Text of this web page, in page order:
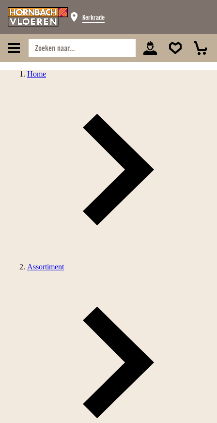
Kerkrade
Home
Assortiment